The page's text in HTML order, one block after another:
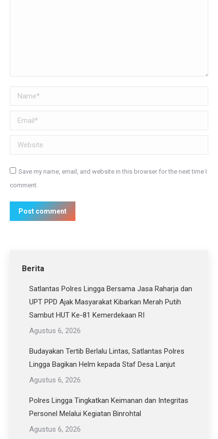
Name *
Email *
Website
Save my name, email, and website in this browser for the next time I
comment.
Post comment
Berita
Satlantas Polres Lingga Bersama Jasa Raharja dan
UPT PPD Ajak Masyarakat Kibarkan Merah Putih
Sambut HUT Ke-81 Kemerdekaan RI
Agustus 6, 2026
Budayakan Tertib Berlalu Lintas, Satlantas Polres
Lingga Bagikan Helm kepada Staf Desa Lanjut
Agustus 6, 2026
Polres Lingga Tingkatkan Keimanan dan Integritas
Personel Melalui Kegiatan Binrohtal
Agustus 6, 2026